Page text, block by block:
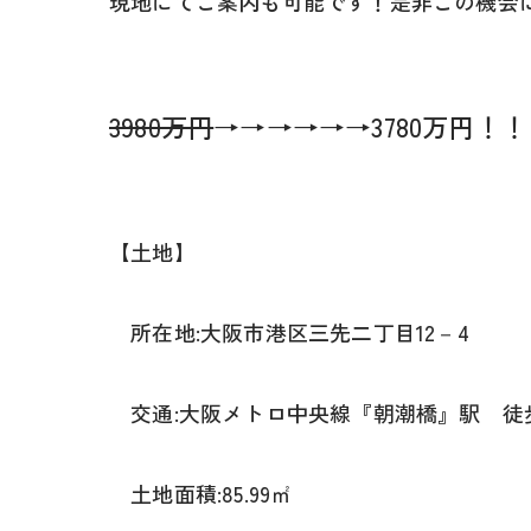
3980万円→→→→→→3780万円！！
【土地】
所在地:大阪市港区三先二丁目12－4
交通:大阪メトロ中央線『朝潮橋』駅 徒
土地面積:85.99㎡